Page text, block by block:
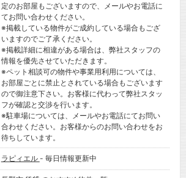
定のお部屋もございますので、メールやお電話に
てお問い合わせください。
※掲載している物件がご成約している場合もござ
いますのでご了承ください。
※掲載詳細に相違がある場合は、弊社スタッフの
情報を優先させていただきます。
※ペット相談可の物件や事業用利用については、
お部屋ごとに禁止とされている場合もございます
ので御注意下さい。お客様に代わって弊社スタッ
フが確認と交渉を行います。
※駐車場については、メールやお電話にてお問い
合わせください。お客様からのお問い合わせをお
待ちしています。
ラピィエル - 毎日情報更新中